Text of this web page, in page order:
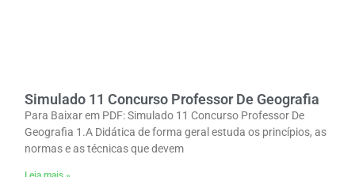
Simulado 11 Concurso Professor De Geografia
Para Baixar em PDF: Simulado 11 Concurso Professor De
Geografia 1.A Didática de forma geral estuda os princípios, as
normas e as técnicas que devem